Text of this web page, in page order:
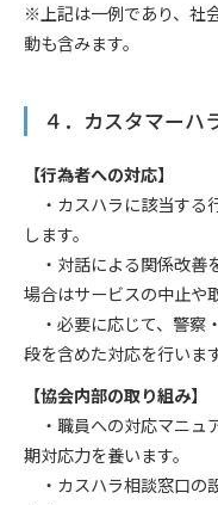
※上記は一例であり、社
動も含みます。
４．カスタマーハ
【行為者への対応】
・カスハラに該当する
します。
・対話による関係改善
場合はサービスの中止や
・必要に応じて、警察
段を含めた対応を行います
【協会内部の取り組み】
・職員への対応マニュ
期対応力を養います。
・カスハラ相談窓口の